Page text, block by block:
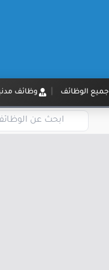
جميع الوظائف وظائف